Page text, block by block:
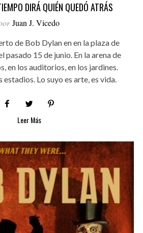
DIRÁ QUIÉN QUEDÓ ATRÁS
Juan J. Vicedo
de Bob Dylan en en la plaza de
pasado 15 de junio. En la arena de
en los auditorios, en los jardines.
estadios. Lo suyo es arte, es vida.
Leer Más